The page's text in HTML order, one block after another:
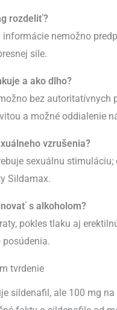
rozdeliť?
nemožno
sile.
a ako dlho?
bez
a možné oddialenie
vzrušenia?
sexuálnu
Sildamax.
s alkoholom?
pokles tlaku aj
posúdenia.
tvrdenie
sildenafil, ale 100 mg